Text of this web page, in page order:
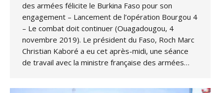
des armées félicite le Burkina Faso pour son
engagement – Lancement de l’opération Bourgou 4
– Le combat doit continuer (Ouagadougou, 4
novembre 2019). Le président du Faso, Roch Marc
Christian Kaboré a eu cet après-midi, une séance
de travail avec la ministre française des armées…